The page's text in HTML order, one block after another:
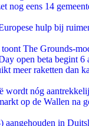
nog eens 14
hulp bij
The Grounds-
open beta begint 6
meer raketten dan
wordt nóg
op de Wallen na
aangehouden in